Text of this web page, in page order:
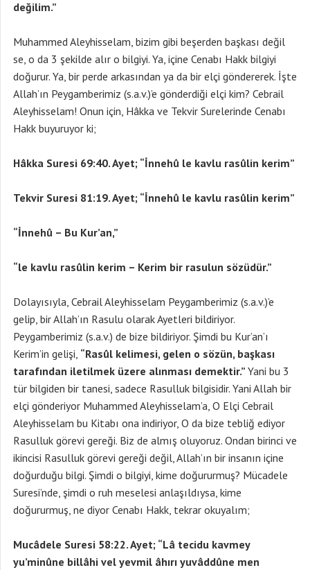
değilim.”
Muhammed Aleyhisselam, bizim gibi beşerden başkası değil
se, o da 3 şekilde alır o bilgiyi. Ya, içine Cenabı Hakk bilgiyi
doğurur. Ya, bir perde arkasından ya da bir elçi göndererek. İşte
Allah’ın Peygamberimiz (s.a.v.)’e gönderdiği elçi kim? Cebrail
Aleyhisselam! Onun için, Hâkka ve Tekvir Surelerinde Cenabı
Hakk buyuruyor ki;
Hâkka Suresi 69:40. Ayet; “İnnehû le kavlu rasûlin kerim”
Tekvir Suresi 81:19. Ayet; “İnnehû le kavlu rasûlin kerim”
“İnnehû – Bu Kur’an,”
“le kavlu rasûlin kerim – Kerim bir rasulun sözüdür.”
Dolayısıyla, Cebrail Aleyhisselam Peygamberimiz (s.a.v.)’e
gelip, bir Allah’ın Rasulu olarak Ayetleri bildiriyor.
Peygamberimiz (s.a.v.) de bize bildiriyor. Şimdi bu Kur’an’ı
Kerim’in gelişi, “Rasûl kelimesi, gelen o sözün, başkası
tarafından iletilmek üzere alınması demektir.” Yani bu 3
tür bilgiden bir tanesi, sadece Rasulluk bilgisidir. Yani Allah bir
elçi gönderiyor Muhammed Aleyhisselam’a, O Elçi Cebrail
Aleyhisselam bu Kitabı ona indiriyor, O da bize tebliğ ediyor
Rasulluk görevi gereği. Biz de almış oluyoruz. Ondan birinci ve
ikincisi Rasulluk görevi gereği değil, Allah’ın bir insanın içine
doğurduğu bilgi. Şimdi o bilgiyi, kime doğururmuş? Mücadele
Suresi’nde, şimdi o ruh meselesi anlaşıldıysa, kime
doğururmuş, ne diyor Cenabı Hakk, tekrar okuyalım;
Mucâdele Suresi 58:22. Ayet; “Lâ tecidu kavmey
yu’minûne billâhi vel yevmil âhırı yuvâddûne men